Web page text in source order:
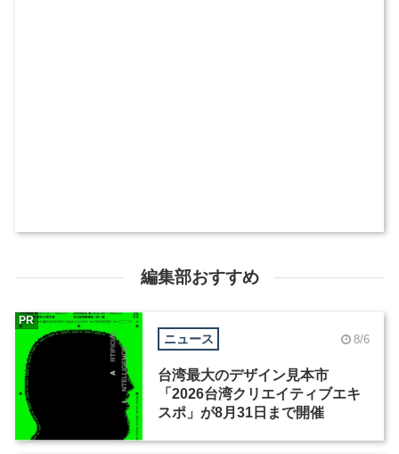
編集部おすすめ
ニュース 8/6
台湾最大のデザイン見本市
「2026台湾クリエイティブエキ
スポ」が8月31日まで開催
PR